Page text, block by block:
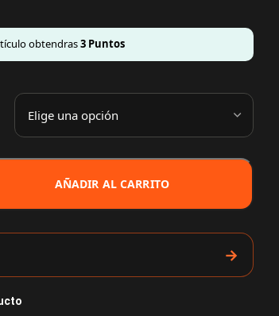
obtendras3Puntos
AÑADIR AL CARRITO